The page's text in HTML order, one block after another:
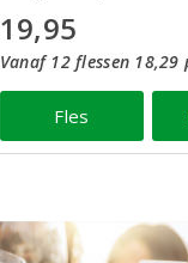
19,95
Vanaf 12 flessen 18,29
Fles